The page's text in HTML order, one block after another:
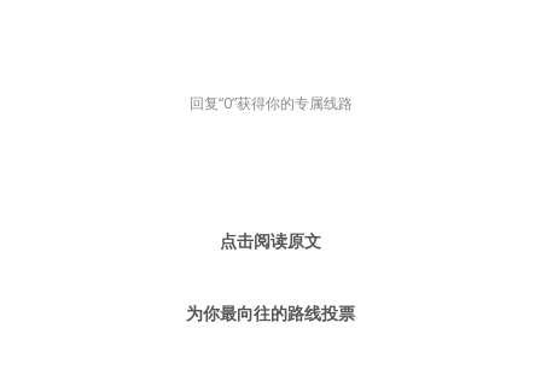
回复“0”获得你的专属线路
点击阅读原文
为你最向往的路线投票